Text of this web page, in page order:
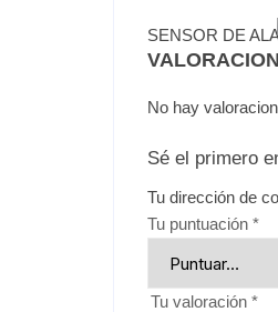
SENSOR DE
No hay
Sé el primero
Tu dirección de
Tu puntuación *
Tu valoración *